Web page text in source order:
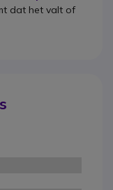
dat het valt of